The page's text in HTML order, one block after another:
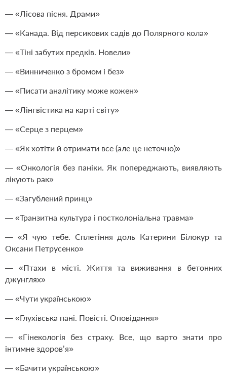
— «Лісова пісня. Драми»
— «Канада. Від персикових садів до Полярного кола»
— «Тіні забутих предків. Новели»
— «Винниченко з бромом і без»
— «Писати аналітику може кожен»
— «Лінгвістика на карті світу»
— «Серце з перцем»
— «Як хотіти й отримати все (але це неточно)»
— «Онкологія без паніки. Як попереджають, виявляють
лікують рак»
— «Загублений принц»
— «Транзитна культура і постколоніальна травма»
— «Я чую тебе. Сплетіння доль Катерини Білокур та
Оксани Петрусенко»
— «Птахи в місті. Життя та виживання в бетонних
джунглях»
— «Чути українською»
— «Глухівська пані. Повісті. Оповідання»
— «Гінекологія без страху. Все, що варто знати про
інтимне здоров’я»
— «Бачити українською»